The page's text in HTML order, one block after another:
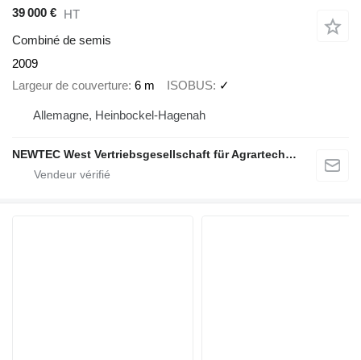
39 000 € HT
Combiné de semis
2009
Largeur de couverture 6 m ISOBUS ✓
Allemagne, Heinbockel-Hagenah
NEWTEC West Vertriebsgesellschaft für Agrartechnik mbH